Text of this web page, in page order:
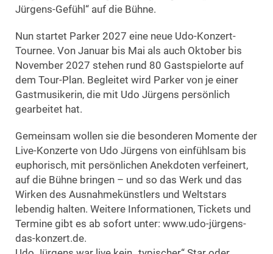
Jürgens-Gefühl“ auf die Bühne.
Nun startet Parker 2027 eine neue Udo-Konzert-
Tournee. Von Januar bis Mai als auch Oktober bis
November 2027 stehen rund 80 Gastspielorte auf
dem Tour-Plan. Begleitet wird Parker von je einer
Gastmusikerin, die mit Udo Jürgens persönlich
gearbeitet hat.
Gemeinsam wollen sie die besonderen Momente der
Live-Konzerte von Udo Jürgens von einfühlsam bis
euphorisch, mit persönlichen Anekdoten verfeinert,
auf die Bühne bringen – und so das Werk und das
Wirken des Ausnahmekünstlers und Weltstars
lebendig halten. Weitere Informationen, Tickets und
Termine gibt es ab sofort unter: www.udo-jürgens-
das-konzert.de.